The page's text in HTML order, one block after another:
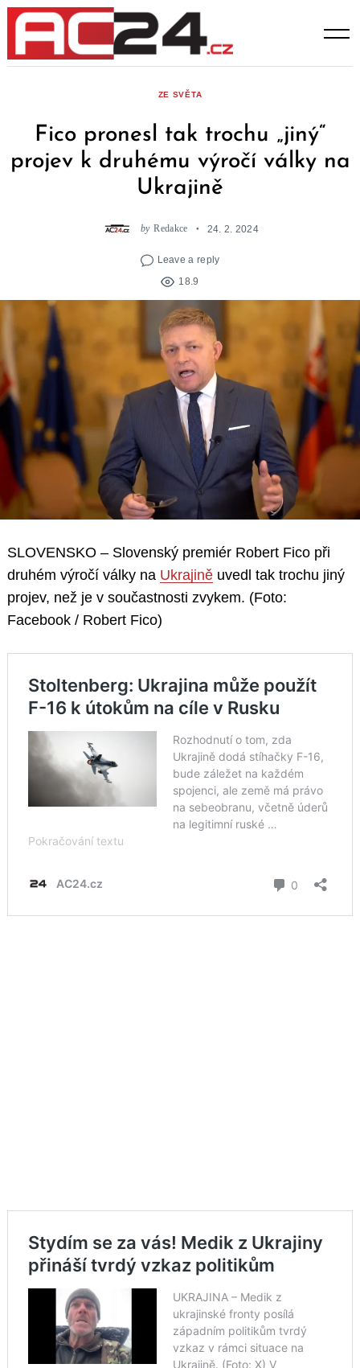
Skip
content
ZE SVĚTA
Fico pronesl tak trochu „jiný“
projev k druhému výročí války na
Ukrajině
by Redakce 24. 2. 2024
Leave a reply
18.9
SLOVENSKO – Slovenský premiér Robert Fico při
druhém výročí války na Ukrajině uvedl tak trochu jiný
projev, než je v součastnosti zvykem. (Foto:
Facebook / Robert Fico)